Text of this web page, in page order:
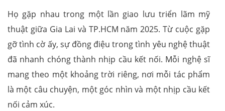
Họ gặp nhau trong một lần giao lưu triển lãm mỹ
thuật giữa Gia Lai và TP.HCM năm 2025. Từ cuộc gặp
gỡ tình cờ ấy, sự đồng điệu trong tình yêu nghệ thuật
đã nhanh chóng thành nhịp cầu kết nối. Mỗi nghệ sĩ
mang theo một khoảng trời riêng, nơi mỗi tác phẩm
là một câu chuyện, một góc nhìn và một nhịp cầu kết
nối cảm xúc.